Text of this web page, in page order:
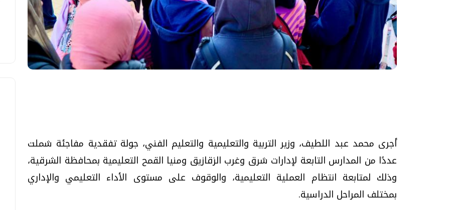
أجرى محمد عبد اللطيف، وزير التربية والتعليمية والتعليم الفني، جولة تفقدية مفاجئة شملت
عددًا من المدارس التابعة لإدارات شرق وغرب الزقازيق ومنيا القمح التعليمية بمحافظة الشرقية،
وذلك لمتابعة انتظام العملية التعليمية، والوقوف على مستوى الأداء التعليمي والإداري
بمختلف المراحل الدراسية.
تحقيقات وحوارات تحقيقات وحوارات تحقيقات وحوارات